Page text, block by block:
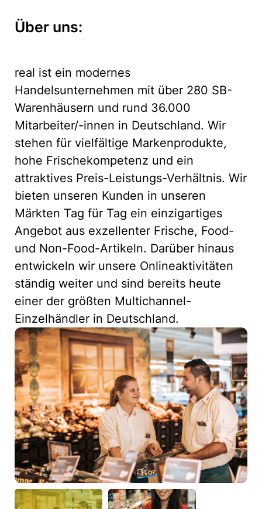
Über uns:
real ist ein modernes
Handelsunternehmen mit über 280 SB-
Warenhäusern und rund 36.000
Mitarbeiter/-innen in Deutschland. Wir
stehen für vielfältige Markenprodukte,
hohe Frischekompetenz und ein
attraktives Preis-Leistungs-Verhältnis. Wir
bieten unseren Kunden in unseren
Märkten Tag für Tag ein einzigartiges
Angebot aus exzellenter Frische, Food-
und Non-Food-Artikeln. Darüber hinaus
entwickeln wir unsere Onlineaktivitäten
ständig weiter und sind bereits heute
einer der größten Multichannel-
Einzelhändler in Deutschland.